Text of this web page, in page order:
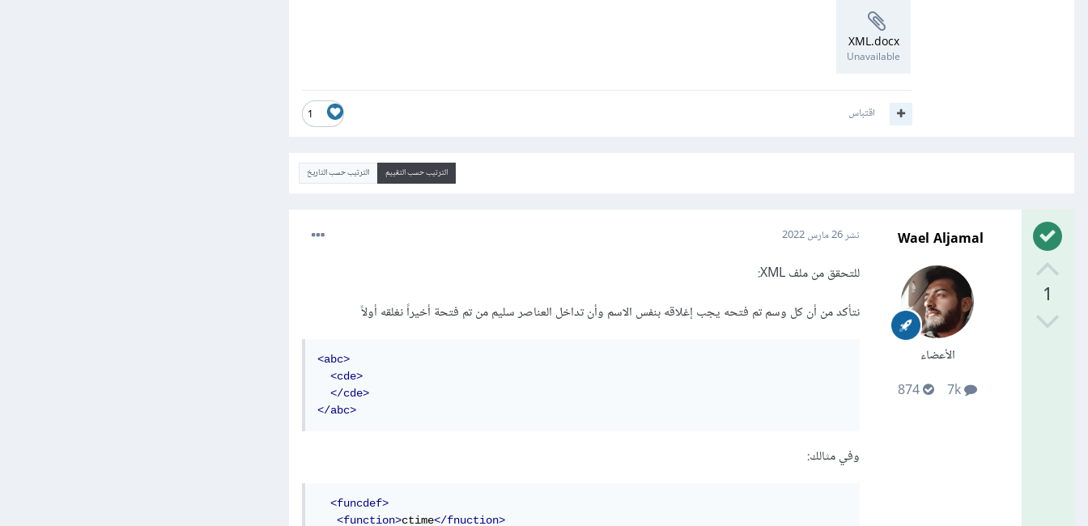
XML.docx
Unavailable
1 اقتباس
الترتيب حسب التقييم الترتيب حسب التاريخ
1
Wael Aljamal
الأعضاء
نشر26 مارس 2022
للتحقق من ملف XML:
نتأكد من أن كل وسم تم فتحه يجب إغلاقه بنفس الاسم وأن تداخل العناصر سليم من تم فتحة أخيراً نغلقه أولاً
<abc>
<cde>
</cde>
</abc>
وفي مثالك:
<funcdef>
<function>ctime</fnuction>